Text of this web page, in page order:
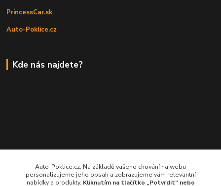
PrincessCar.sk
Auto-Poklice.cz
Kde nás najdete?
Auto-Poklice.cz, Na základě vašeho chování na webu
personalizujeme jeho obsah a zobrazujeme vám relevantní
nabídky a produkty. Kliknutím na tlačítko „Potvrdit“ nebo